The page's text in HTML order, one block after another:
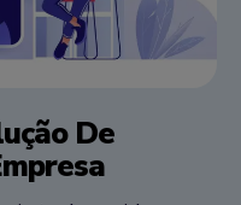
De